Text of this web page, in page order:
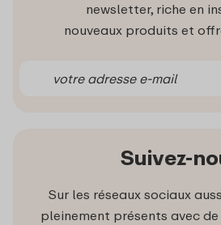
newsletter, riche en
nouveaux produits et
Suivez-
Sur les réseaux sociaux
pleinement présents avec de